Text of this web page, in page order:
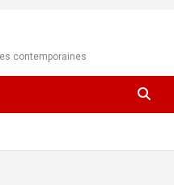
contemporaines